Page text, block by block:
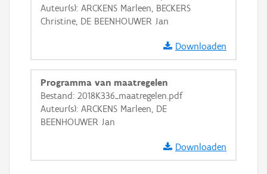
+ −
Basis Lagen
OSM-Basiskaart
GRB-Basiskaart
Auteur(s): ARCKENS Marleen, BECKERS
Christine, DE BEENHOUWER Jan
Downloaden
Programma van maatregelen
Bestand: 2018K336_maatregelen.pdf
Auteur(s): ARCKENS Marleen, DE
BEENHOUWER Jan
Downloaden